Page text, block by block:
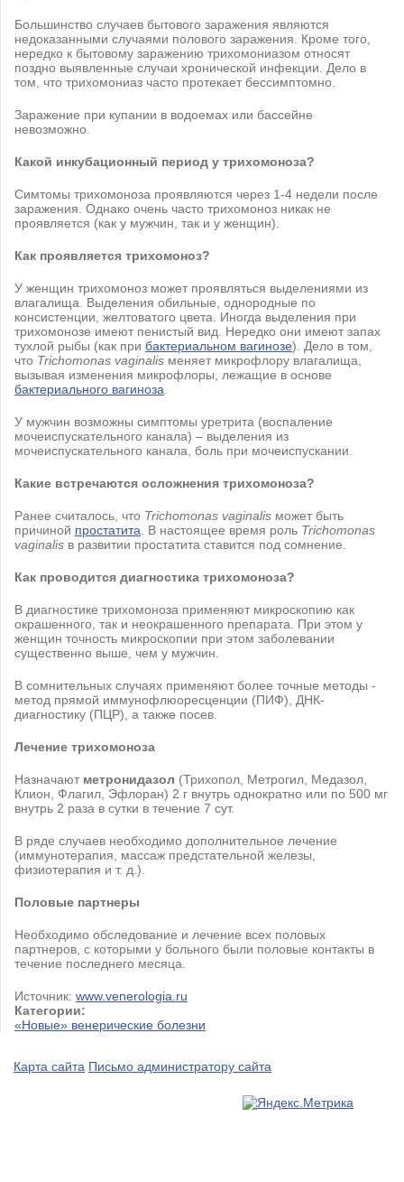
Большинство случаев бытового заражения являются
недоказанными случаями полового заражения. Кроме того,
нередко к бытовому заражению трихомониазом относят
поздно выявленные случаи хронической инфекции. Дело в
том, что трихомониаз часто протекает бессимптомно.
Заражение при купании в водоемах или бассейне
невозможно.
Какой инкубационный период у трихомоноза?
Симтомы трихомоноза проявляются через 1-4 недели после
заражения. Однако очень часто трихомоноз никак не
проявляется (как у мужчин, так и у женщин).
Как проявляется трихомоноз?
У женщин трихомоноз может проявляться выделениями из
влагалища. Выделения обильные, однородные по
консистенции, желтоватого цвета. Иногда выделения при
трихомонозе имеют пенистый вид. Нередко они имеют запах
тухлой рыбы (как при бактериальном вагинозе). Дело в том,
что Trichomonas vaginalis меняет микрофлору влагалища,
вызывая изменения микрофлоры, лежащие в основе
бактериального вагиноза
У мужчин возможны симптомы уретрита (воспаление
мочеиспускательного канала) – выделения из
мочеиспускательного канала, боль при мочеиспускании.
Какие встречаются осложнения трихомоноза?
Ранее считалось, что Trichomonas vaginalis может быть
причиной простатита . В настоящее время роль Trichomonas
vaginalis в развитии простатита ставится под сомнение.
Как проводится диагностика трихомоноза?
В диагностике трихомоноза применяют микроскопию как
окрашенного, так и неокрашенного препарата. При этом у
женщин точность микроскопии при этом заболевании
существенно выше, чем у мужчин.
В сомнительных случаях применяют более точные методы -
метод прямой иммунофлюоресценции (ПИФ), ДНК-
диагностику (ПЦР), а также посев.
Лечение трихомоноза
Назначают метронидазол (Трихопол, Метрогил, Медазол,
Клион, Флагил, Эфлоран) 2 г внутрь однократно или по 500 мг
внутрь 2 раза в сутки в течение 7 сут.
В ряде случаев необходимо дополнительное лечение
(иммунотерапия, массаж предстательной железы,
физиотерапия и т. д.).
Половые партнеры
Необходимо обследование и лечение всех половых
партнеров, с которыми у больного были половые контакты в
течение последнего месяца.
Источник: www.venerologia.ru
Категории:
«Новые» венерические болезни
Карта сайта Письмо администратору сайта